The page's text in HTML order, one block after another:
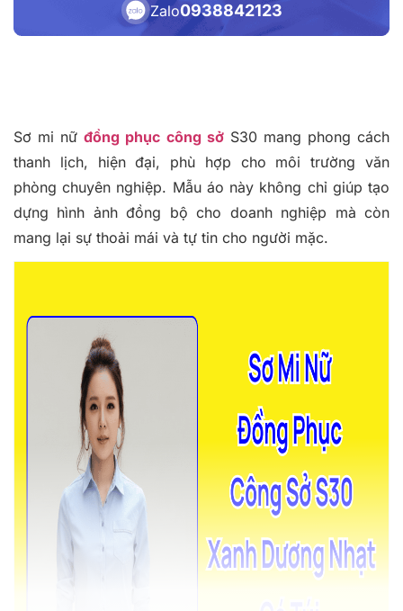
Zalo0938842123
Sơ mi nữđồng phục công sởS30 mang phong cách
thanh lịch, hiện đại, phù hợp cho môi trường văn
phòng chuyên nghiệp. Mẫu áo này không chỉ giúp tạo
dựng hình ảnh đồng bộ cho doanh nghiệp mà còn
mang lại sự thoải mái và tự tin cho người mặc.